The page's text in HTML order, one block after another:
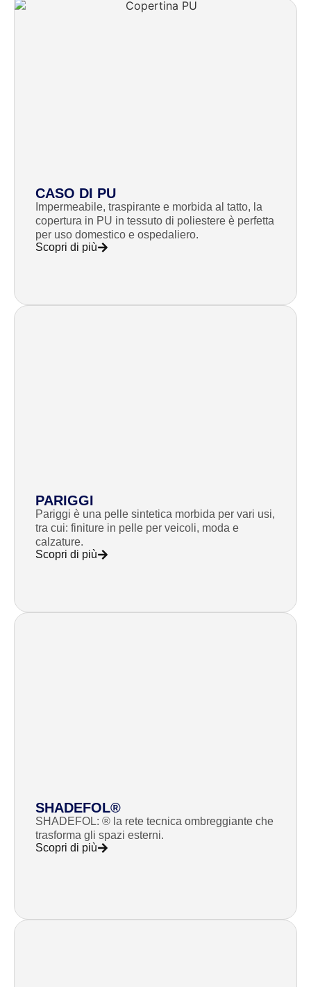
CASO DI PU
Impermeabile, traspirante e morbida al tatto, la
copertura in PU in tessuto di poliestere è perfetta
per uso domestico e ospedaliero.
Scopri di più
PARIGGI
Pariggi è una pelle sintetica morbida per vari usi,
tra cui: finiture in pelle per veicoli, moda e
calzature.
Scopri di più
SHADEFOL®
SHADEFOL: ® la rete tecnica ombreggiante che
trasforma gli spazi esterni.
Scopri di più